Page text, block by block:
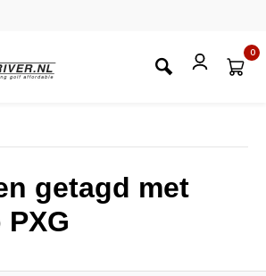
0
getagd met